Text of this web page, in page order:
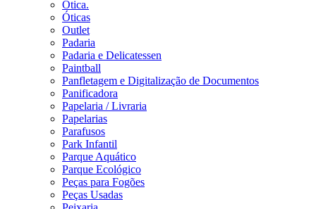
Ótica.
Óticas
Outlet
Padaria
Padaria e Delicatessen
Paintball
Panfletagem e Digitalização de Documentos
Panificadora
Papelaria / Livraria
Papelarias
Parafusos
Park Infantil
Parque Aquático
Parque Ecológico
Peças para Fogões
Peças Usadas